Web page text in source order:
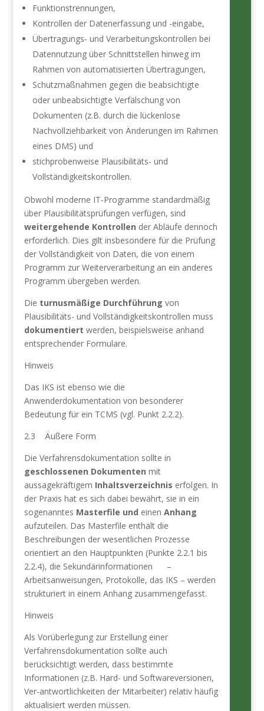
Funktionstrennungen,
Kontrollen der Datenerfassung und -eingabe,
Übertragungs- und Verarbeitungskontrollen bei
Datennutzung über Schnittstellen hinweg im
Rahmen von automatisierten Übertragungen,
Schutzmaßnahmen gegen die beabsichtigte
oder unbeabsichtigte Verfälschung von
Dokumenten (z.B. durch die lückenlose
Nachvollziehbarkeit von Änderungen im Rahmen
eines DMS) und
stichprobenweise Plausibilitäts- und
Vollständigkeitskontrollen.
Obwohl moderne IT-Programme standardmäßig
über Plausibilitätsprüfungen verfügen, sind
weitergehende Kontrollen der Abläufe dennoch
erforderlich. Dies gilt insbesondere für die Prüfung
der Vollständigkeit von Daten, die von einem
Programm zur Weiterverarbeitung an ein anderes
Programm übergeben werden.
Die turnusmäßige Durchführung von
Plausibilitäts- und Vollständigkeitskontrollen muss
dokumentiert wer­den, beispielsweise anhand
entsprechender Formulare.
Hinweis
Das IKS ist ebenso wie die
Anwenderdokumentation von besonderer
Bedeutung für ein TCMS (vgl. Punkt 2.2.2).
2.3 Äußere Form
Die Verfahrensdokumentation sollte in
geschlossenen Dokumenten mit
aussagekräftigem Inhaltsverzeichnis erfolgen. In
der Praxis hat es sich dabei bewährt, sie in ein
sogenanntes Masterfile und einen Anhang
aufzuteilen. Das Masterfile enthält die
Beschreibungen der wesentlichen Prozesse
orientiert an den Hauptpunkten (Punkte 2.2.1 bis
2.2.4), die Sekundärinformationen –
Arbeitsanweisungen, Protokolle, das IKS – werden
strukturiert in einem Anhang zusammengefasst.
Hinweis
Als Vorüberlegung zur Erstellung einer
Verfahrensdokumentation sollte auch
berücksichtigt werden, dass bestimmte
Informationen (z.B. Hard- und Softwareversionen,
Ver-antwortlichkeiten der Mitarbeiter) relativ häufig
aktualisiert werden müssen.